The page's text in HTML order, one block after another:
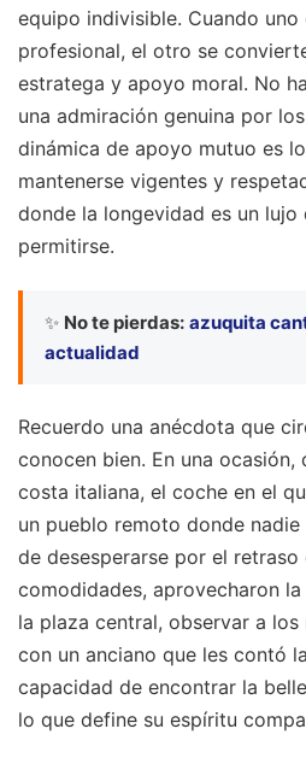
equipo indivisible. Cuando
profesional, el otro se
estratega y apoyo moral. No
una admiración genuina por
dinámica de apoyo mutuo es
mantenerse vigentes y
donde la longevidad es un lujo
permitirse.
✨ No te pierdas: azuquita
actualidad
Recuerdo una anécdota que
conocen bien. En una ocasión,
costa italiana, el coche en el
un pueblo remoto donde
de desesperarse por el
comodidades, aprovecharon
la plaza central, observar a
con un anciano que les contó
capacidad de encontrar la
lo que define su espíritu